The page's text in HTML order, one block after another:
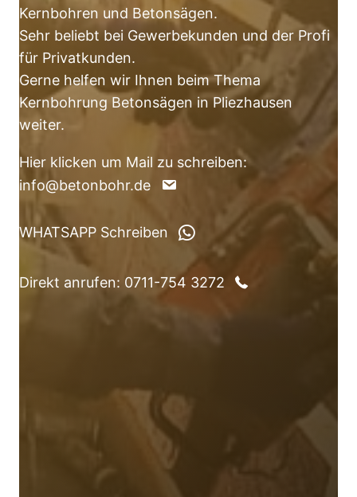
Kernbohren und Betonsägen.
Sehr beliebt bei Gewerbekunden und der Profi
für Privatkunden.
Gerne helfen wir Ihnen beim Thema
Kernbohrung Betonsägen in Pliezhausen
weiter.
Hier klicken um Mail zu schreiben:
info@betonbohr.de
WHATSAPP Schreiben
Direkt anrufen: 0711-754 3272